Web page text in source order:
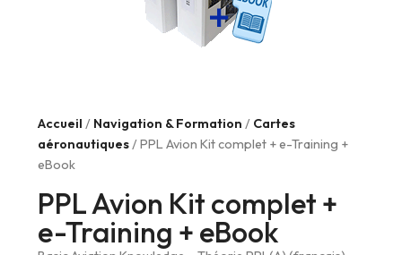
Accueil / Navigation & Formation / Cartes
aéronautiques/ PPL Avion Kit complet + e-Training +
eBook
PPL Avion Kit complet +
e-Training + eBook